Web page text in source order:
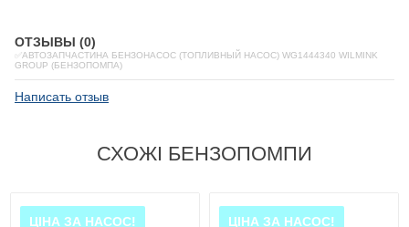
ОТЗЫВЫ (0)
✅АВТОЗАПЧАСТИНА БЕНЗОНАСОС (ТОПЛИВНЫЙ НАСОС) WG1444340 WILMINK
GROUP (БЕНЗОПОМПА)
Написать отзыв
СХОЖІ БЕНЗОПОМПИ
ЦІНА ЗА НАСОС! ЦІНА ЗА НАСОС!